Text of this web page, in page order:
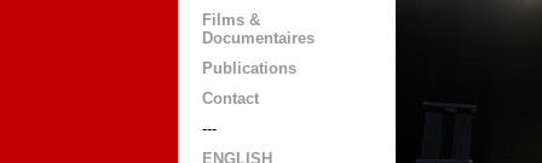
Films &
Documentaires
Publications
Contact
---
ENGLISH